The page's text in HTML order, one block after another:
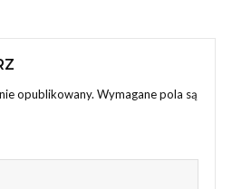
opublikowany. Wymagane pola są